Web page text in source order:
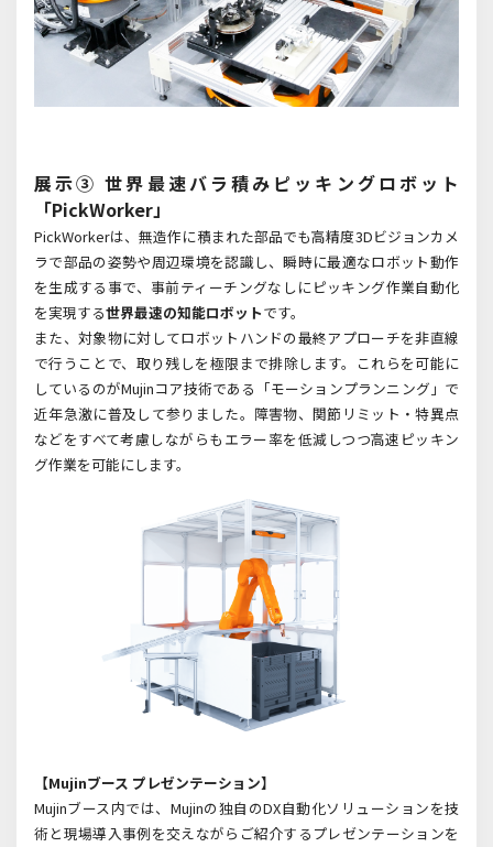
展示③ 世界最速バラ積みピッキングロボット
「PickWorker」
PickWorkerは、無造作に積まれた部品でも高精度3Dビジョンカメ
ラで部品の姿勢や周辺環境を認識し、瞬時に最適なロボット動作
を生成する事で、事前ティーチングなしにピッキング作業自動化
を実現する世界最速の知能ロボットです。
また、対象物に対してロボットハンドの最終アプローチを非直線
で行うことで、取り残しを極限まで排除します。これらを可能に
しているのがMujinコア技術である「モーションプランニング」で
近年急激に普及して参りました。障害物、関節リミット・特異点
などをすべて考慮しながらもエラー率を低減しつつ高速ピッキン
グ作業を可能にします。
【Mujinブース プレゼンテーション】
Mujinブース内では、 Mujinの独自のDX自動化ソリューションを技
術と現場導入事例を交えながらご紹介するプレゼンテーションを